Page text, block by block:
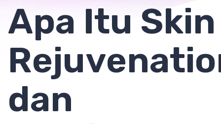
Apa Itu Skin
dan